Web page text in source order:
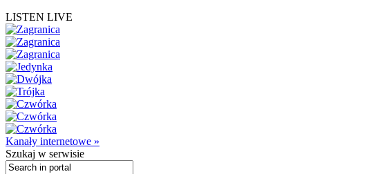
LISTEN LIVE
Kanały internetowe »
Szukaj w serwisie